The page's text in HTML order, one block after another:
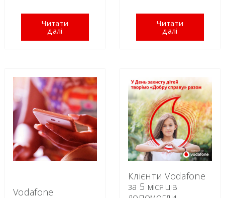
Читати
далі
Читати
далі
Vodafone
Клієнти Vodafone
за 5 місяців